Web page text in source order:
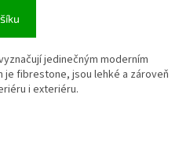
jedinečným moderním
je fibrestone, jsou lehké a zároveň
i exteriéru.